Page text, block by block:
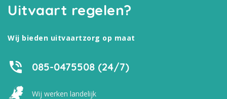
Uitvaart regelen?
Wij bieden uitvaartzorg op maat
085-0475508 (24/7)
Wij werken landelijk